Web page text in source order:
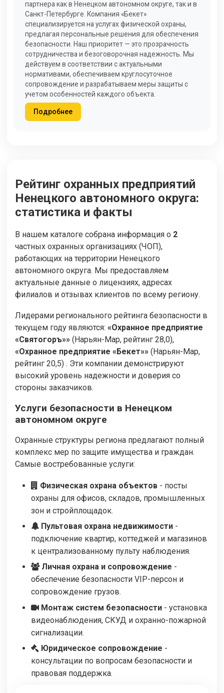
партнера как в Ненецком автономном округе, так и в
Санкт-Петербурге. Компания «Бекет»
специализируется на услугах физической охраны,
предлагая персональные решения для обеспечения
безопасности. Наш приоритет — это прозрачность
сотрудничества и безоговорочная надежность. Мы
действуем в соответствии с актуальными
нормативами, обеспечиваем круглосуточное
сопровождение и разрабатываем меры защиты с
учетом особенностей каждого объекта.
Подробнее
Рейтинг охранных предприятий
Ненецкого автономного округа:
статистика и факты
В нашем каталоге собрана информация о 2
частных охранных организациях (ЧОП),
работающих на территории Ненецкого
автономного округа. Мы предоставляем
актуальные данные о лицензиях, адресах
филиалов и отзывах клиентов по всему региону.
Лидерами регионального рейтинга безопасности в
текущем году являются: «Охранное предприятие
«Святогоръ»» (Нарьян-Мар, рейтинг 28,0),
«Охранное предприятие «Бекет»» (Нарьян-Мар,
рейтинг 20,5) . Эти компании демонстрируют
высокий уровень надежности и доверия со
стороны заказчиков.
Услуги безопасности в Ненецком
автономном округе
Охранные структуры региона предлагают полный
комплекс мер по защите имущества и граждан.
Самые востребованные услуги:
Физическая охрана объектов - посты
охраны для офисов, складов, промышленных
зон и стройплощадок.
Пультовая охрана недвижимости -
подключение квартир, коттеджей и магазинов
к централизованному пульту наблюдения.
Личная охрана и сопровождение -
обеспечение безопасности VIP-персон и
сопровождение грузов.
Монтаж систем безопасности - установка
видеонаблюдения, СКУД и охранно-пожарной
сигнализации.
Юридическое сопровождение -
консультации по вопросам безопасности и
правовая поддержка.